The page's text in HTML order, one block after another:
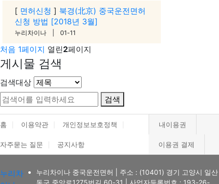
[ 면허신청 ] 북경(北京) 중국운전면허
신청 방법 [2018년 3월]
누리차이나 | 01-11
처음 1페이지 열린2페이지
게시물 검색
검색대상
검색
홈 이용약관 개인정보보호정책
자주묻는 질문 공지사항
내이용권
이용권 결제
누리차
누리차이나 중국운전면허
주소 : (10401) 경기 고양시 일산
동구 중앙로1275번길 60-31
사업자등록번호 : 193-26-